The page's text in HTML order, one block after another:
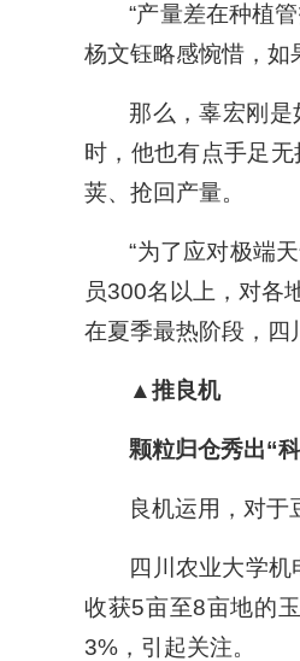
“产量差在种植
杨文钰略感惋惜，如
那么，辜宏刚
时，他也有点手足
荚、抢回产量。
“为了应对极端
员300名以上，对各
在夏季最热阶段，四
▲推良机
颗粒归仓秀出“
良机运用，对
四川农业大学
收获5亩至8亩地的
3%，引起关注。